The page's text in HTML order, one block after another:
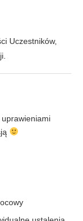
Uczestników,